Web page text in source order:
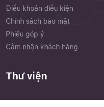
Điều khoản điều kiện
Chính sách bảo mật
Phiếu góp ý
Cảm nhận khách hàng
Thư viện